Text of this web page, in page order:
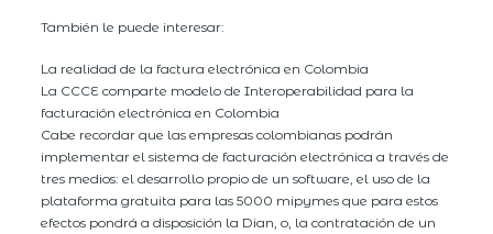
También le puede interesar:
La realidad de la factura electrónica en Colombia
La CCCE comparte modelo de Interoperabilidad para la
facturación electrónica en Colombia
Cabe recordar que las empresas colombianas podrán
implementar el sistema de facturación electrónica a través de
tres medios: el desarrollo propio de un software, el uso de la
plataforma gratuita para las 5000 mipymes que para estos
efectos pondrá a disposición la Dian, o, la contratación de un